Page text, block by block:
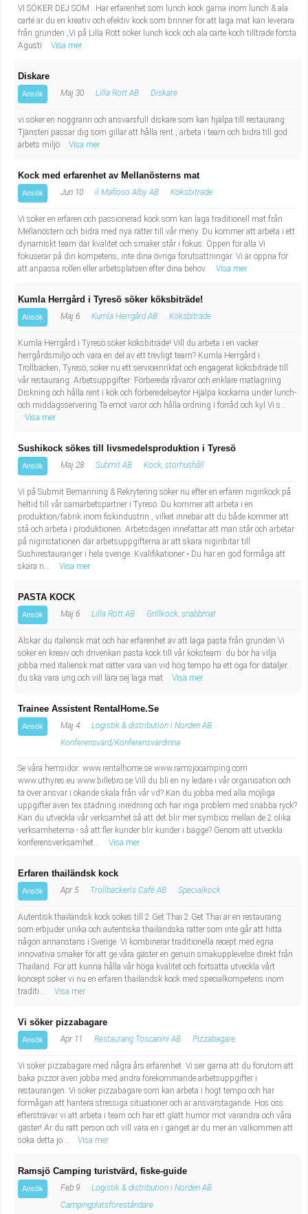
VI SÖKER DEJ SOM : Har erfarenhet som lunch kock gärna inom lunch & ala
carté är du en kreativ och efektiv kock som brinner för att laga mat kan leverara
från grunden ,Vi på Lilla Rött söker lunch kock och ala carte koch tillträde första
Agusti
Visa mer
Diskare
Ansök Maj 30 Lilla Rött AB Diskare
vi söker en noggrann och ansvarsfull diskare som kan hjälpa till restaurang
Tjänsten passar dig som gillar att hålla rent , arbeta i team och bidra till god
arbets miljö
Visa mer
Kock med erfarenhet av Mellanösterns mat
Ansök Jun 10 il Mafioso Alby AB Köksbiträde
Vi söker en erfaren och passionerad kock som kan laga traditionell mat från
Mellanöstern och bidra med nya rätter till vår meny. Du kommer att arbeta i ett
dynamiskt team där kvalitet och smaker står i fokus. Öppen för alla Vi
fokuserar på din kompetens, inte dina övriga förutsättningar. Vi är öppna för
att anpassa rollen eller arbetsplatsen efter dina behov.
Visa mer
Kumla Herrgård i Tyresö söker köksbiträde!
Ansök Maj 6 Kumla Herrgård AB Köksbiträde
Kumla Herrgård i Tyresö söker köksbiträde! Vill du arbeta i en vacker
herrgårdsmiljö och vara en del av ett trevligt team? Kumla Herrgård i
Trollbäcken, Tyresö, söker nu ett serviceinriktat och engagerat köksbiträde till
vår restaurang. Arbetsuppgifter: Förbereda råvaror och enklare matlagning
Diskning och hålla rent i kök och förberedelseytor Hjälpa kockarna under lunch-
och middagsservering Ta emot varor och hålla ordning i förråd och kyl Vi s...
Visa mer
Sushikock sökes till livsmedelsproduktion i Tyresö
Ansök Maj 28 Submit AB Kock, storhushåll
Vi på Submit Bemanning & Rekrytering söker nu efter en erfaren nigirikock på
heltid till vår samarbetspartner i Tyresö. Du kommer att arbeta i en
produktion/fabrik inom fiskindustrin , vilket innebär att du både kommer att
stå och arbeta i produktionen. Arbetsdagen innefattar att man står och arbetar
på nigiristationen där arbetsuppgifterna är att skära nigiribitar till
Sushirestauranger i hela sverige. Kvalifikationer:• Du har en god förmåga att
skära n...
Visa mer
PASTA KOCK
Ansök Maj 6 Lilla Rött AB Grillkock, snabbmat
Älskar du italiensk mat och har erfarenhet av att laga pasta från grunden Vi
söker en kreaiv och drivenkan pasta kock till vår köksteam .du bör ha vilja
jobba med italiensk mat rätter vara van vid hög tempo ha ett öga för dataljer .
du ska vara ung och vill lära sej laga mat
Visa mer
Trainee Assistent RentalHome.Se
Ansök Maj 4
Logistik & distribution i Norden AB
Konferensvärd/Konferensvärdinna
Se våra hemsidor: www.rentalhome.se www.ramsjocamping.com
www.uthyres.eu www.billebro.se Vill du bli en ny ledare i vår organisation och
ta över ansvar i ökande skala från vår vd? Kan du jobba med alla möjliga
uppgifter även tex städning inredning och har inga problem med snabba ryck?
Kan du utveckla vår verksamhet så att det blir mer symbios mellan de 2 olika
verksamheterna - så att fler kunder blir kunder i bägge? Genom att utveckla
konferensverksamhet...
Visa mer
Erfaren thailändsk kock
Ansök Apr 5 Trollbäcken's Café AB Specialkock
Autentisk thailändsk kock sökes till 2 Get Thai 2 Get Thai är en restaurang
som erbjuder unika och autentiska thailändska rätter som inte går att hitta
någon annanstans i Sverige. Vi kombinerar traditionella recept med egna
innovativa smaker för att ge våra gäster en genuin smakupplevelse direkt från
Thailand. För att kunna hålla vår höga kvalitet och fortsätta utveckla vårt
koncept söker vi nu en erfaren thailändsk kock med specialkompetens inom
traditi...
Visa mer
Vi söker pizzabagare
Ansök Apr 11 Restaurang Toscanini AB Pizzabagare
Vi söker pizzabagare med några års erfarenhet. Vi ser gärna att du förutom att
baka pizzor även jobba med andra förekommande arbetsuppgifter i
restaurangen. Vi söker pizzabagare som kan arbeta i högt tempo och har
förmågan att hantera stressiga situationer och är ansvarstagande. Hos oss
eftersträvar vi att arbeta i team och har ett glatt humör mot varandra och våra
gäster! Är du rätt person och vill vara en i gänget är du mer än välkommen att
söka detta jo...
Visa mer
Ramsjö Camping turistvärd, fiske-guide
Ansök Feb 9
Logistik & distribution i Norden AB
Campingplatsföreståndare